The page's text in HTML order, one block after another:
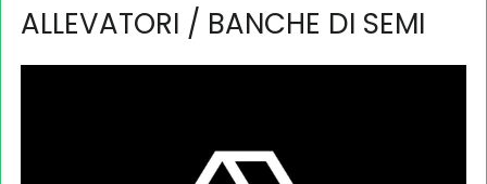
ALLEVATORI / BANCHE DI SEMI